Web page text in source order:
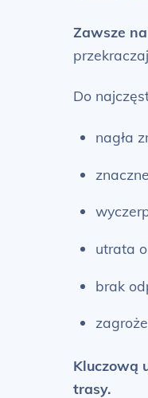
Zawsze
Do
nagła
utrata
brak
Kluczową
trasy.